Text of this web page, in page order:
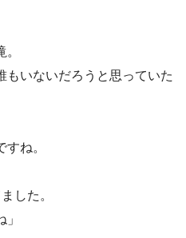
もいないだろうと思っていた
ね。
した。